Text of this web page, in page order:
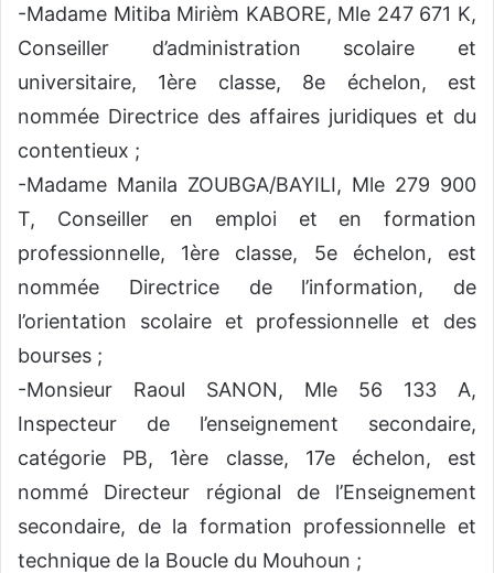
-Madame Mitiba Mirièm KABORE, Mle 247 671 K,
Conseiller d’administration scolaire et
universitaire, 1ère classe, 8e échelon, est
nommée Directrice des affaires juridiques et du
contentieux ;
-Madame Manila ZOUBGA/BAYILI, Mle 279 900
T, Conseiller en emploi et en formation
professionnelle, 1ère classe, 5e échelon, est
nommée Directrice de l’information, de
l’orientation scolaire et professionnelle et des
bourses ;
-Monsieur Raoul SANON, Mle 56 133 A,
Inspecteur de l’enseignement secondaire,
catégorie PB, 1ère classe, 17e échelon, est
nommé Directeur régional de l’Enseignement
secondaire, de la formation professionnelle et
technique de la Boucle du Mouhoun ;